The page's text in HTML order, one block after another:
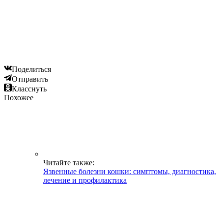
Поделиться
Отправить
Класснуть
Похожее
Читайте также:
Язвенные болезни кошки: симптомы, диагностика,
лечение и профилактика